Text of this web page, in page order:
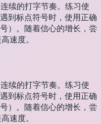
续的打字节奏。练习使
到标点符号时，使用正确
）。随着信心的增长，尝
速度。
续的打字节奏。练习使
到标点符号时，使用正确
）。随着信心的增长，尝
速度。